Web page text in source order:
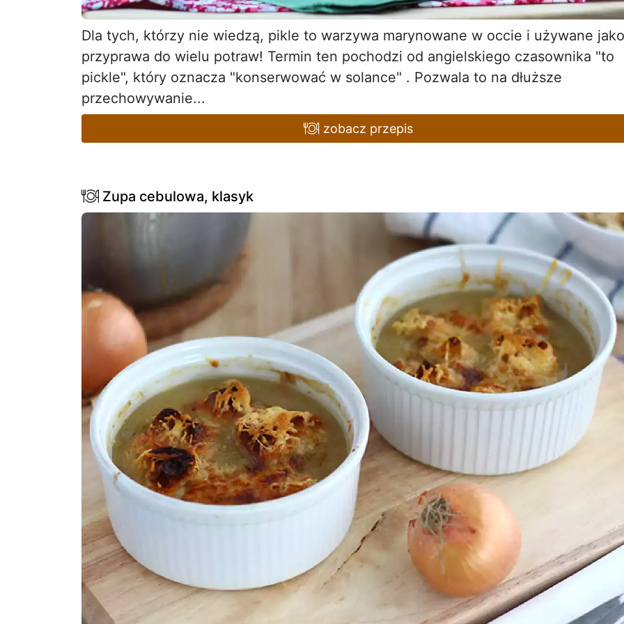
Dla tych, którzy nie wiedzą, pikle to warzywa marynowane w occie i używane jako
przyprawa do wielu potraw! Termin ten pochodzi od angielskiego czasownika "to
pickle", który oznacza "konserwować w solance" . Pozwala to na dłuższe
przechowywanie...
zobacz przepis
Zupa cebulowa, klasyk